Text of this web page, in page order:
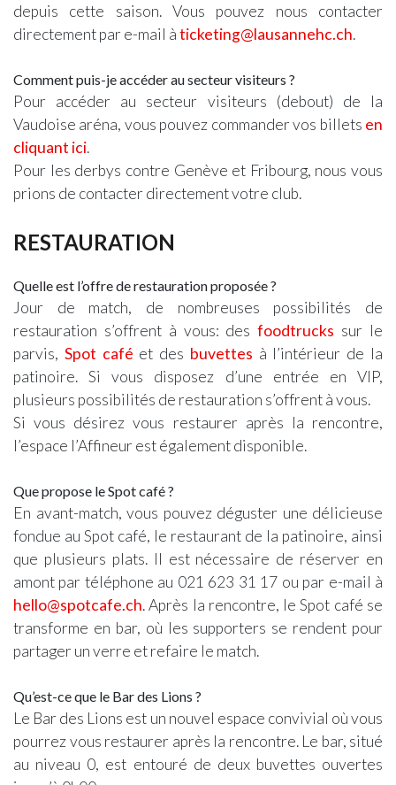
depuis cette saison. Vous pouvez nous contacter
directement par e-mail àticketing@lausannehc.ch.
Comment puis-je accéder au secteur visiteurs ?
Pour accéder au secteur visiteurs (debout) de la
Vaudoise aréna, vous pouvez commander vos billets en
cliquant ici.
Pour les derbys contre Genève et Fribourg, nous vous
prions de contacter directement votre club.
RESTAURATION
Quelle est l’offre de restauration proposée ?
Jour de match, de nombreuses possibilités de
restauration s’offrent à vous: desfoodtrucks sur le
parvis, Spot café et des buvettes à l’intérieur de la
patinoire. Si vous disposez d’une entrée en VIP,
plusieurs possibilités de restauration s’offrent à vous.
Si vous désirez vous restaurer après la rencontre,
l’espace l’Affineur est également disponible.
Que propose le Spot café ?
En avant-match, vous pouvez déguster une délicieuse
fondue au Spot café, le restaurant de la patinoire, ainsi
que plusieurs plats. Il est nécessaire de réserver en
amont par téléphone au 021 623 31 17 ou par e-mail à
hello@spotcafe.ch. Après la rencontre, le Spot café se
transforme en bar, où les supporters se rendent pour
partager un verre et refaire le match.
Qu’est-ce que le Bar des Lions ?
Le Bar des Lions est un nouvel espace convivial où vous
pourrez vous restaurer après la rencontre. Le bar, situé
au niveau 0, est entouré de deux buvettes ouvertes